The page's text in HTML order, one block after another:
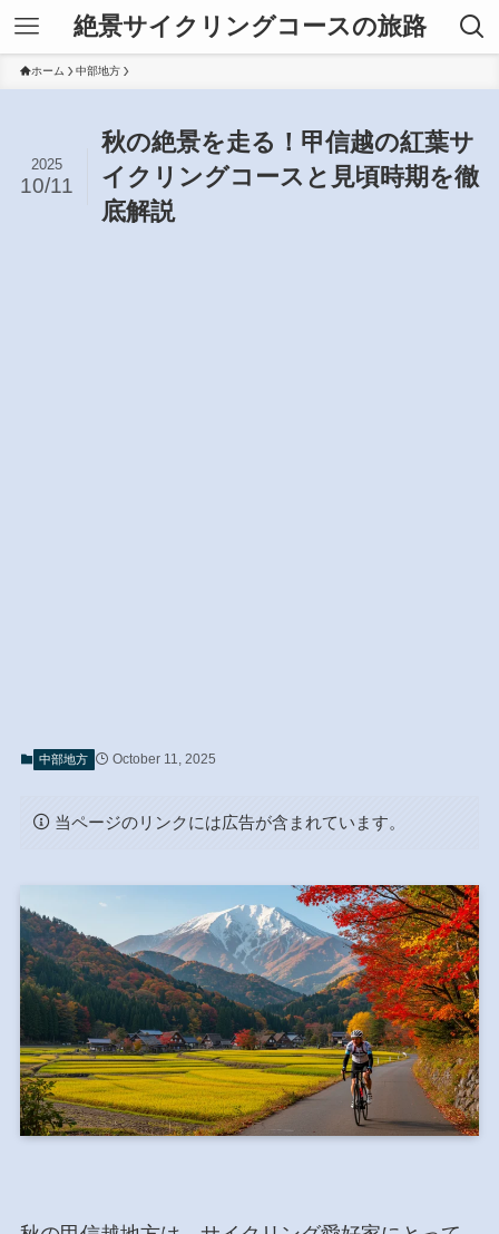
絶景サイクリングコースの旅路
ホーム 中部地方
秋の絶景を走る！甲信越の紅葉サ
イクリングコースと見頃時期を徹
底解説
2025
10/11
中部地方 October 11, 2025
当ページのリンクには広告が含まれています。